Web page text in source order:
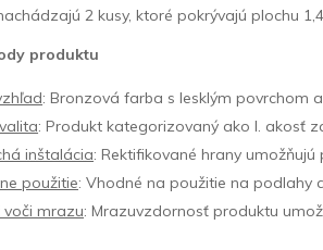
2 kusy, ktoré pokrývajú plochu
produktu
: Bronzová farba s lesklým povrchom
: Produkt kategorizovaný ako I. akosť
inštalácia: Rektifikované hrany
použitie: Vhodné na použitie na podlahy
mrazu: Mrazuvzdornosť produktu